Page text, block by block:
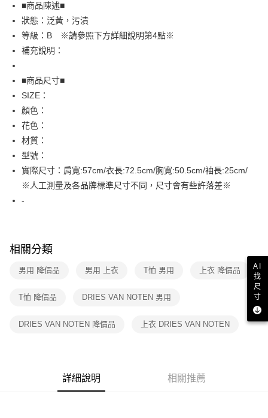
悠遊付
全盈+PAY
相關說明
AFTEE先享後付是「在收到商品之後才付款」的支付方式。 讓您購物簡單
便利好安心！
１．簡單：不需註冊會員、不需綁卡、不需儲值。
２．便利：只要手機號碼，簡訊認證，即可結帳。
３．安心：先確認商品／服務後，再付款。
【「AFTEE先享後付」結帳流程】
１．於結帳方式選擇「AFTEE先享後付」後，將跳轉至「AFTEE先享後付」
結帳頁面，進行簡訊認證並確認金額後，即可完成結帳。
後付繳納相關費用。
是否繳費成功／繳費後需取消欲退款等相關疑問，請聯繫「AFTEE先享後付
易，需依本服務之必要範圍內提供個人資料，並將交易相關給付款項請求債
「AFTEE先享後付」，若未經同意申辦者引起之損失，本公司不負相關責
運送方式
全家取貨付款
免運費
免運費
7-11取貨付款
免運費
免運費
■商品陳述■
狀態：泛黃，污漬
等級：B ※請參照下方詳細說明第4點※
補充說明：
■商品尺寸■
SIZE：
顏色：
花色：
材質：
型號：
實際尺寸：肩寬:57cm/衣長:72.5cm/胸寬:50.5cm/袖長:25cm/
※人工測量及各品牌標準尺寸不同，尺寸會有些許落差※
-
相關分類
男用 降價品 男用 上衣 T恤 男用 上衣 降價品
T恤 降價品 DRIES VAN NOTEN 男用
DRIES VAN NOTEN 降價品 上衣 DRIES VAN NOTEN
詳細說明 相關推薦
AI
找
尺
寸